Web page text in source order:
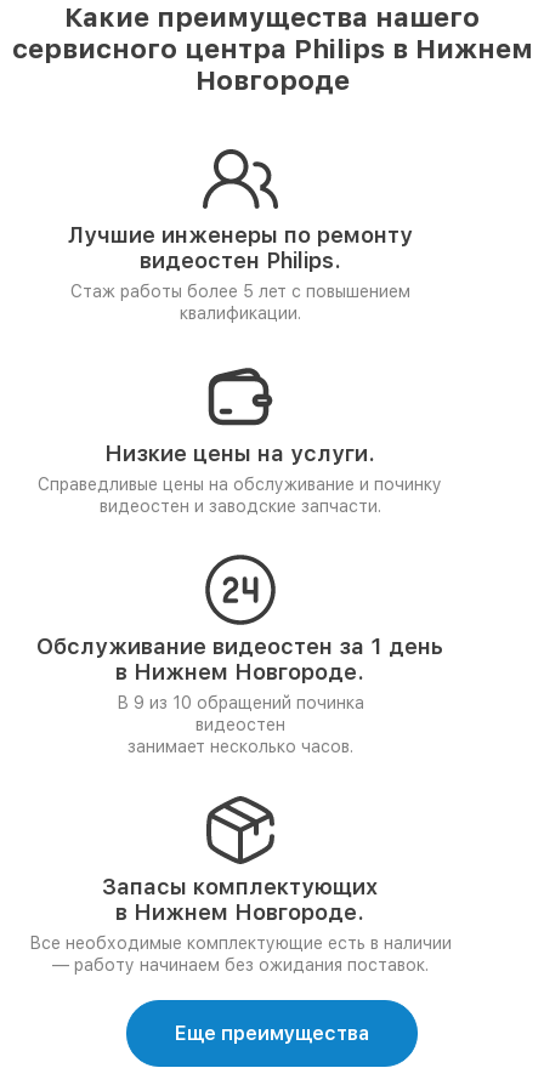
Какие преимущества нашего
сервисного центра Philips в Нижнем
Новгороде
Лучшие инженеры по ремонту
видеостен Philips.
Стаж работы более 5 лет с повышением
квалификации.
Низкие цены на услуги.
Справедливые цены на обслуживание и починку
видеостен и заводские запчасти.
Обслуживание видеостен за 1 день
в Нижнем Новгороде.
В 9 из 10 обращений починка
видеостен
занимает несколько часов.
Запасы комплектующих
в Нижнем Новгороде.
Все необходимые комплектующие есть в наличии
— работу начинаем без ожидания поставок.
Еще преимущества